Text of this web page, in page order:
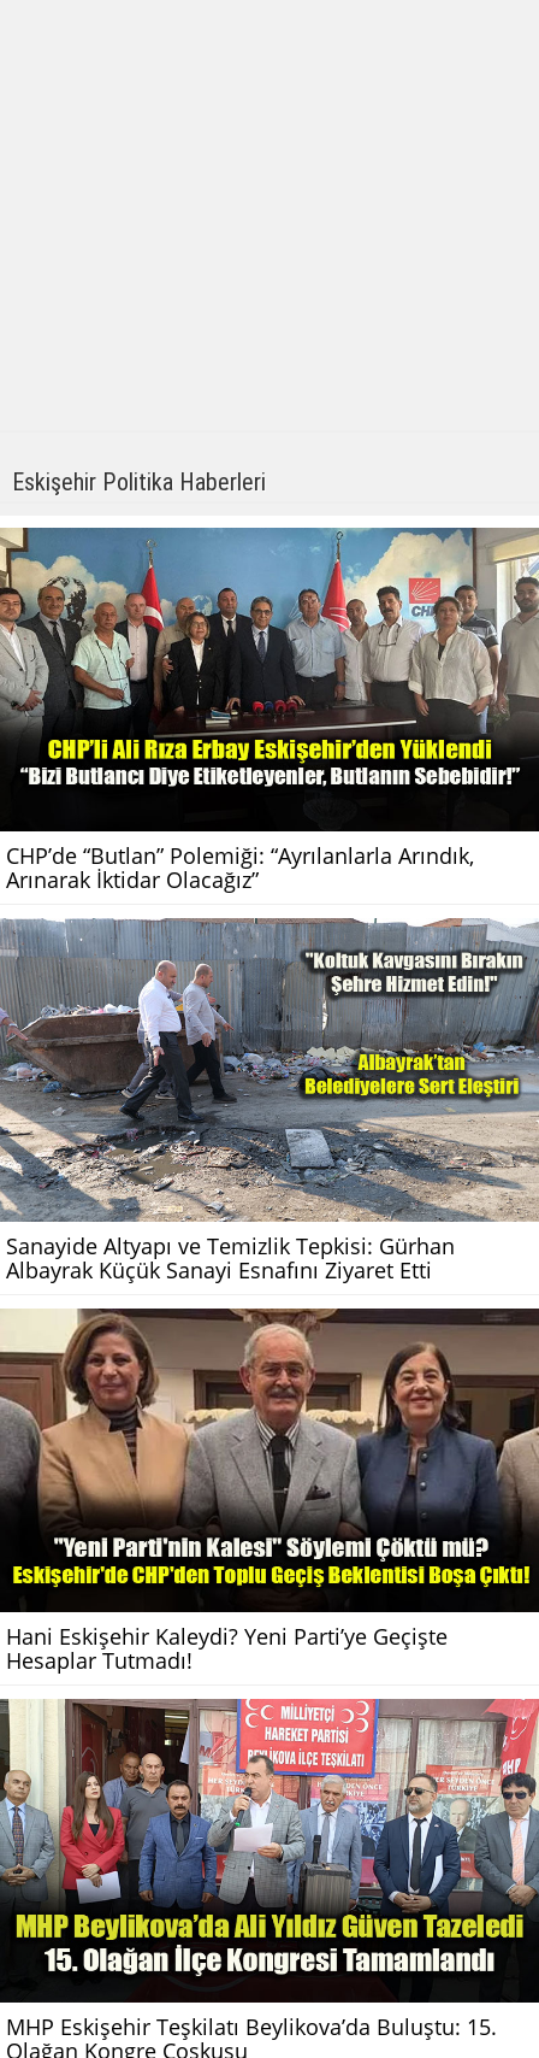
Eskişehir Politika Haberleri
CHP’de “Butlan” Polemiği: “Ayrılanlarla Arındık,
Arınarak İktidar Olacağız”
Sanayide Altyapı ve Temizlik Tepkisi: Gürhan
Albayrak Küçük Sanayi Esnafını Ziyaret Etti
Hani Eskişehir Kaleydi? Yeni Parti’ye Geçişte
Hesaplar Tutmadı!
MHP Eskişehir Teşkilatı Beylikova’da Buluştu: 15.
Olağan Kongre Coşkusu